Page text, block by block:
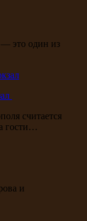
это один из
считается
гости…
и